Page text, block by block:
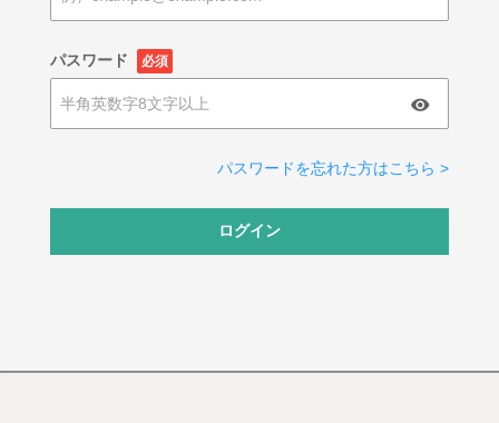
パスワード 必須
パスワードを忘れた方はこちら >
ログイン